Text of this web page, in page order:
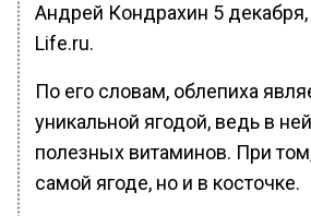
Андрей Кондрахин 5
Life.ru.
По его словам, облепиха
уникальной ягодой, ведь в
полезных витаминов. При
самой ягоде, но и в косточке.